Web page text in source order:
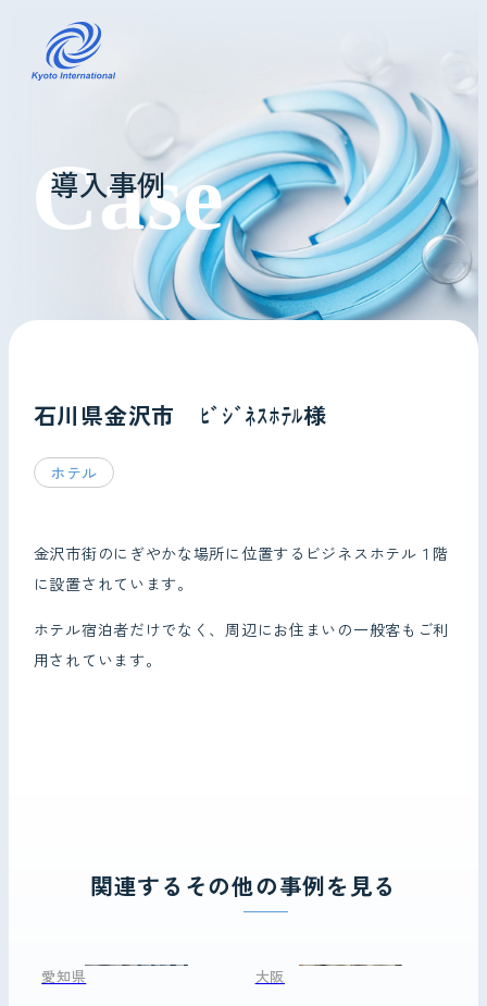
コインランドリーレンタル
ホテル様へ
掃除・メンテナンス
お問い合わせ
導入事例
石川県金沢市 ﾋﾞｼﾞﾈｽﾎﾃﾙ様
ホテル
金沢市街のにぎやかな場所に位置するビジネスホテル１階
に設置されています。
ホテル宿泊者だけでなく、周辺にお住まいの一般客もご利
用されています。
関連するその他の事例を見る
愛知県 大阪